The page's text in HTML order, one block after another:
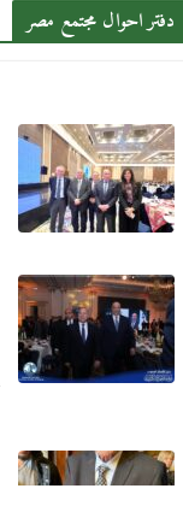
دفتر احوال مجتمع مصر